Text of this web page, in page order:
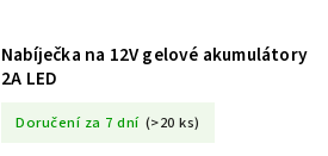
Nabíječka na 12V gelové akumulátory
2A LED
Doručení za 7 dní (>20 ks)